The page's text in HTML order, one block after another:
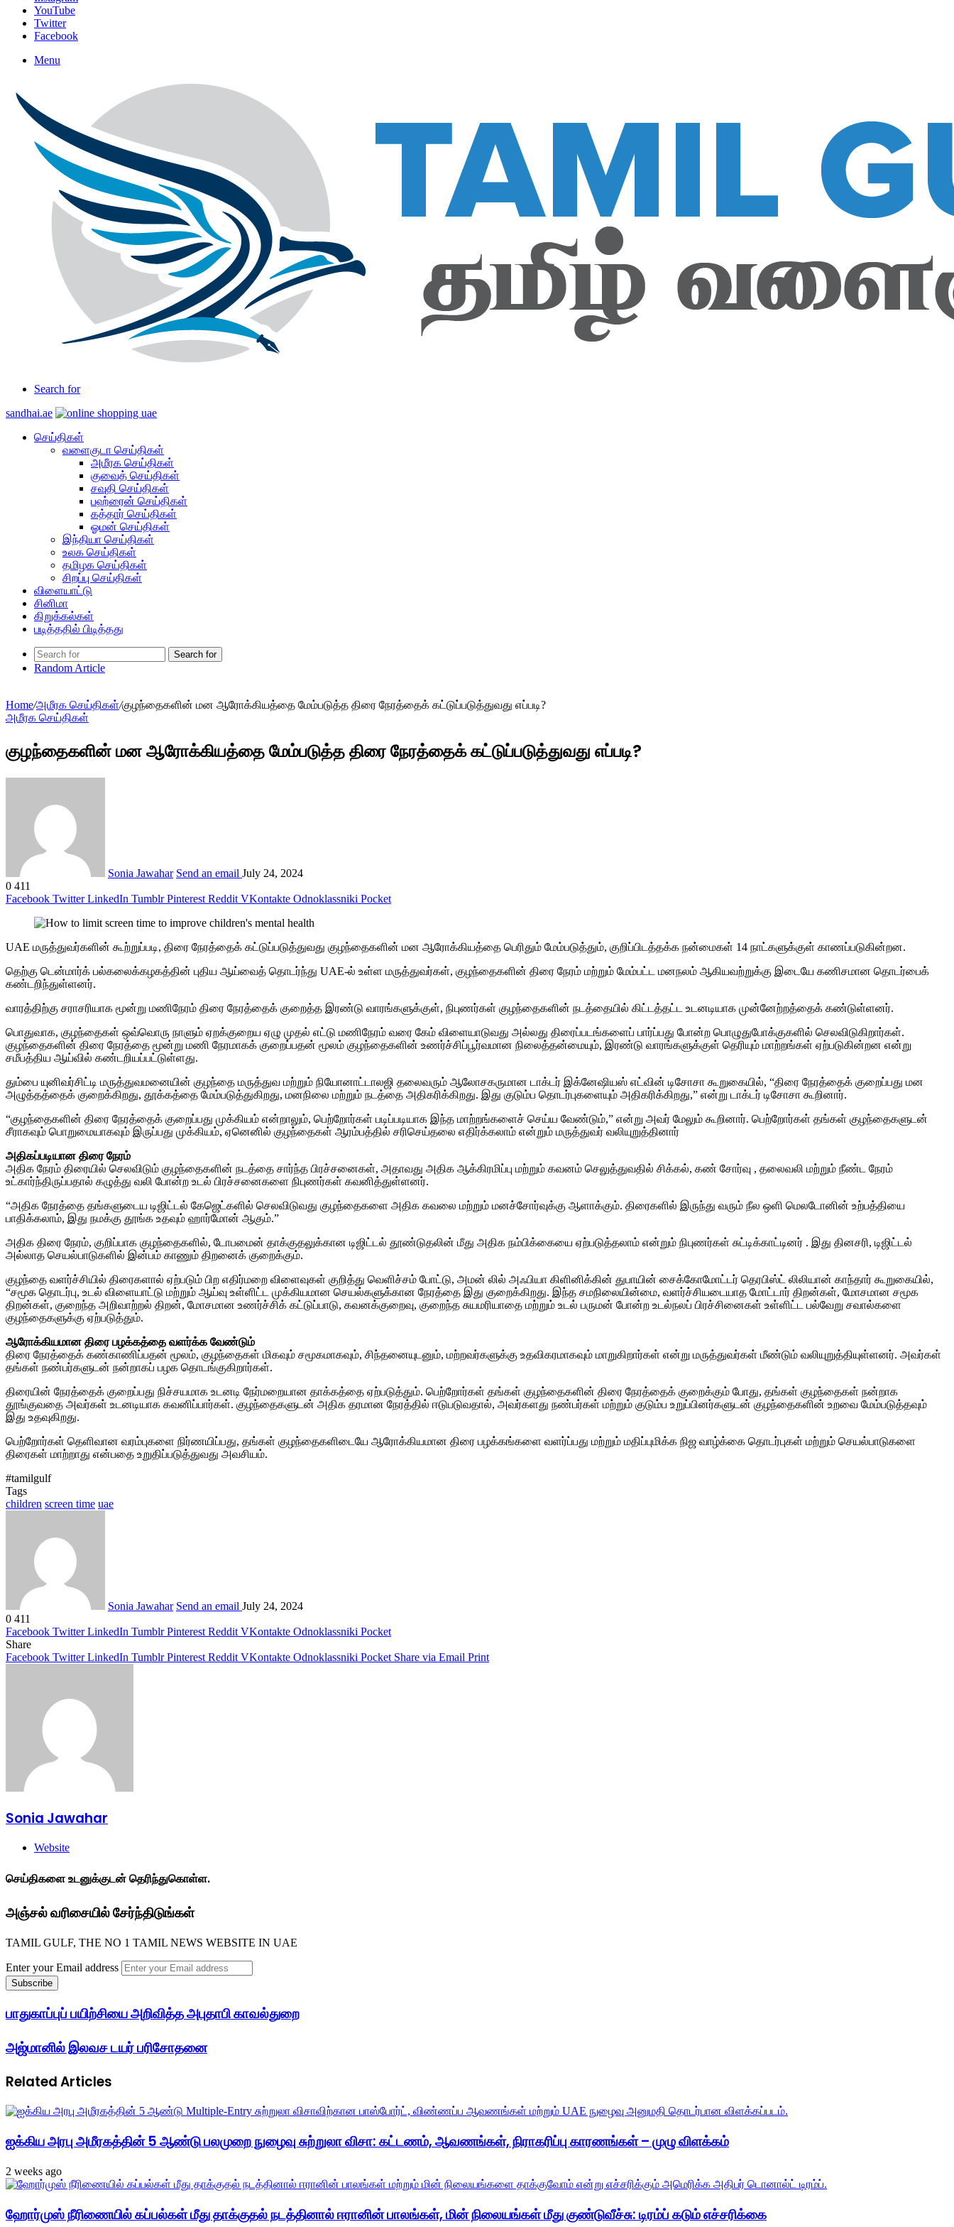
YouTube
Twitter
Facebook
Menu
Search for
sandhai.ae
செய்திகள்
வளைகுடா செய்திகள்
அமீரக செய்திகள்
குவைத் செய்திகள்
சவுதி செய்திகள்
பஹ்ரைன் செய்திகள்
கத்தார் செய்திகள்
ஓமன் செய்திகள்
இந்தியா செய்திகள்
உலக செய்திகள்
தமிழக செய்திகள்
சிறப்பு செய்திகள்
விளையாட்டு
சினிமா
கிறுக்கல்கள்
படித்ததில் பிடித்தது
Search for
Random Article
Home/அமீரக செய்திகள்/குழந்தைகளின் மன ஆரோக்கியத்தை மேம்படுத்த திரை நேரத்தைக் கட்டுப்படுத்துவது எப்படி?
அமீரக செய்திகள்
குழந்தைகளின் மன ஆரோக்கியத்தை மேம்படுத்த திரை நேரத்தைக் கட்டுப்படுத்துவது எப்படி?
Sonia Jawahar Send an email July 24, 2024
0 411
Facebook Twitter LinkedIn Tumblr Pinterest Reddit VKontakte Odnoklassniki Pocket
UAE மருத்துவர்களின் கூற்றுப்படி, திரை நேரத்தைக் கட்டுப்படுத்துவது குழந்தைகளின் மன ஆரோக்கியத்தை பெரிதும் மேம்படுத்தும், குறிப்பிடத்தக்க நன்மைகள் 14 நாட்களுக்குள் காணப்படுகின்றன.
தெற்கு டென்மார்க் பல்கலைக்கழகத்தின் புதிய ஆய்வைத் தொடர்ந்து UAE-ல் உள்ள மருத்துவர்கள், குழந்தைகளின் திரை நேரம் மற்றும் மேம்பட்ட மனநலம் ஆகியவற்றுக்கு இடையே கணிசமான தொடர்பைக்
கண்டறிந்துள்ளனர்.
வாரத்திற்கு சராசரியாக மூன்று மணிநேரம் திரை நேரத்தைக் குறைத்த இரண்டு வாரங்களுக்குள், நிபுணர்கள் குழந்தைகளின் நடத்தையில் கிட்டத்தட்ட உடனடியாக முன்னேற்றத்தைக் கண்டுள்ளனர்.
பொதுவாக, குழந்தைகள் ஒவ்வொரு நாளும் ஏறக்குறைய ஏழு முதல் எட்டு மணிநேரம் வரை கேம் விளையாடுவது அல்லது திரைப்படங்களைப் பார்ப்பது போன்ற பொழுதுபோக்குகளில் செலவிடுகிறார்கள்.
குழந்தைகளின் திரை நேரத்தை மூன்று மணி நேரமாகக் குறைப்பதன் மூலம் குழந்தைகளின் உணர்ச்சிப்பூர்வமான நிலைத்தன்மையும், இரண்டு வாரங்களுக்குள் தெரியும் மாற்றங்கள் ஏற்படுகின்றன என்று
சமீபத்திய ஆய்வில் கண்டறியப்பட்டுள்ளது.
தும்பை யுனிவர்சிட்டி மருத்துவமனையின் குழந்தை மருத்துவ மற்றும் நியோனாட்டாலஜி தலைவரும் ஆலோசகருமான டாக்டர் இக்னேஷியஸ் எட்வின் டிசோசா கூறுகையில், “திரை நேரத்தைக் குறைப்பது மன
அழுத்தத்தைக் குறைக்கிறது, தூக்கத்தை மேம்படுத்துகிறது, மனநிலை மற்றும் நடத்தை அதிகரிக்கிறது. இது குடும்ப தொடர்புகளையும் அதிகரிக்கிறது,” என்று டாக்டர் டிசோசா கூறினார்.
“குழந்தைகளின் திரை நேரத்தைக் குறைப்பது முக்கியம் என்றாலும், பெற்றோர்கள் படிப்படியாக இந்த மாற்றங்களைச் செய்ய வேண்டும்,” என்று அவர் மேலும் கூறினார். பெற்றோர்கள் தங்கள் குழந்தைகளுடன்
சீராகவும் பொறுமையாகவும் இருப்பது முக்கியம், ஏனெனில் குழந்தைகள் ஆரம்பத்தில் சரிசெய்தலை எதிர்க்கலாம் என்றும் மருத்துவர் வலியுறுத்தினார்
அதிகப்படியான திரை நேரம்
அதிக நேரம் திரையில் செலவிடும் குழந்தைகளின் நடத்தை சார்ந்த பிரச்சனைகள், அதாவது அதிக ஆக்கிரமிப்பு மற்றும் கவனம் செலுத்துவதில் சிக்கல், கண் சோர்வு , தலைவலி மற்றும் நீண்ட நேரம்
உட்கார்ந்திருப்பதால் கழுத்து வலி போன்ற உடல் பிரச்சனைகளை நிபுணர்கள் கவனித்துள்ளனர்.
“அதிக நேரத்தை தங்களுடைய டிஜிட்டல் கேஜெட்களில் செலவிடுவது குழந்தைகளை அதிக கவலை மற்றும் மனச்சோர்வுக்கு ஆளாக்கும். திரைகளில் இருந்து வரும் நீல ஒளி மெலடோனின் உற்பத்தியை
பாதிக்கலாம், இது நமக்கு தூங்க உதவும் ஹார்மோன் ஆகும்.”
அதிக திரை நேரம், குறிப்பாக குழந்தைகளில், டோபமைன் தாக்குதலுக்கான டிஜிட்டல் தூண்டுதலின் மீது அதிக நம்பிக்கையை ஏற்படுத்தலாம் என்றும் நிபுணர்கள் சுட்டிக்காட்டினர் . இது தினசரி, டிஜிட்டல்
அல்லாத செயல்பாடுகளில் இன்பம் காணும் திறனைக் குறைக்கும்.
குழந்தை வளர்ச்சியில் திரைகளால் ஏற்படும் பிற எதிர்மறை விளைவுகள் குறித்து வெளிச்சம் போட்டு, அமன் லில் அஃபியா கிளினிக்கின் துபாயின் சைக்கோமோட்டர் தெரபிஸ்ட் லிலியான் காந்தார் கூறுகையில்,
“சமூக தொடர்பு, உடல் விளையாட்டு மற்றும் ஆய்வு உள்ளிட்ட முக்கியமான செயல்களுக்கான நேரத்தை இது குறைக்கிறது. இந்த சமநிலையின்மை, வளர்ச்சியடையாத மோட்டார் திறன்கள், மோசமான சமூக
திறன்கள், குறைந்த அறிவாற்றல் திறன், மோசமான உணர்ச்சிக் கட்டுப்பாடு, கவனக்குறைவு, குறைந்த சுயமரியாதை மற்றும் உடல் பருமன் போன்ற உடல்நலப் பிரச்சினைகள் உள்ளிட்ட பல்வேறு சவால்களை
குழந்தைகளுக்கு ஏற்படுத்தும்.
ஆரோக்கியமான திரை பழக்கத்தை வளர்க்க வேண்டும்
திரை நேரத்தைக் கண்காணிப்பதன் மூலம், குழந்தைகள் மிகவும் சமூகமாகவும், சிந்தனையுடனும், மற்றவர்களுக்கு உதவிகரமாகவும் மாறுகிறார்கள் என்று மருத்துவர்கள் மீண்டும் வலியுறுத்தியுள்ளனர். அவர்கள்
தங்கள் நண்பர்களுடன் நன்றாகப் பழக தொடங்குகிறார்கள்.
திரையின் நேரத்தைக் குறைப்பது நிச்சயமாக உடனடி நேர்மறையான தாக்கத்தை ஏற்படுத்தும். பெற்றோர்கள் தங்கள் குழந்தைகளின் திரை நேரத்தைக் குறைக்கும் போது, ​​தங்கள் குழந்தைகள் நன்றாக
தூங்குவதை அவர்கள் உடனடியாக கவனிப்பார்கள். குழந்தைகளுடன் அதிக தரமான நேரத்தில் ஈடுபடுவதால், அவர்களது நண்பர்கள் மற்றும் குடும்ப உறுப்பினர்களுடன் குழந்தைகளின் உறவை மேம்படுத்தவும்
இது உதவுகிறது.
பெற்றோர்கள் தெளிவான வரம்புகளை நிர்ணயிப்பது, தங்கள் குழந்தைகளிடையே ஆரோக்கியமான திரை பழக்கங்களை வளர்ப்பது மற்றும் மதிப்புமிக்க நிஜ வாழ்க்கை தொடர்புகள் மற்றும் செயல்பாடுகளை
திரைகள் மாற்றாது என்பதை உறுதிப்படுத்துவது அவசியம்.
#tamilgulf
Tags
children screen time uae
Sonia Jawahar Send an email July 24, 2024
0 411
Facebook Twitter LinkedIn Tumblr Pinterest Reddit VKontakte Odnoklassniki Pocket
Share
Facebook Twitter LinkedIn Tumblr Pinterest Reddit VKontakte Odnoklassniki Pocket Share via Email Print
Sonia Jawahar
Website
செய்திகளை உடனுக்குடன் தெரிந்துகொள்ள.
அஞ்சல் வரிசையில் சேர்ந்திடுங்கள்
TAMIL GULF, THE NO 1 TAMIL NEWS WEBSITE IN UAE
Enter your Email address
பாதுகாப்புப் பயிற்சியை அறிவித்த அபுதாபி காவல்துறை
அஜ்மானில் இலவச டயர் பரிசோதனை
Related Articles
ஐக்கிய அரபு அமீரகத்தின் 5 ஆண்டு பலமுறை நுழைவு சுற்றுலா விசா: கட்டணம், ஆவணங்கள், நிராகரிப்பு காரணங்கள் – முழு விளக்கம்
2 weeks ago
ஹோர்முஸ் நீரிணையில் கப்பல்கள் மீது தாக்குதல் நடத்தினால் ஈரானின் பாலங்கள், மின் நிலையங்கள் மீது குண்டுவீச்சு: டிரம்ப் கடும் எச்சரிக்கை